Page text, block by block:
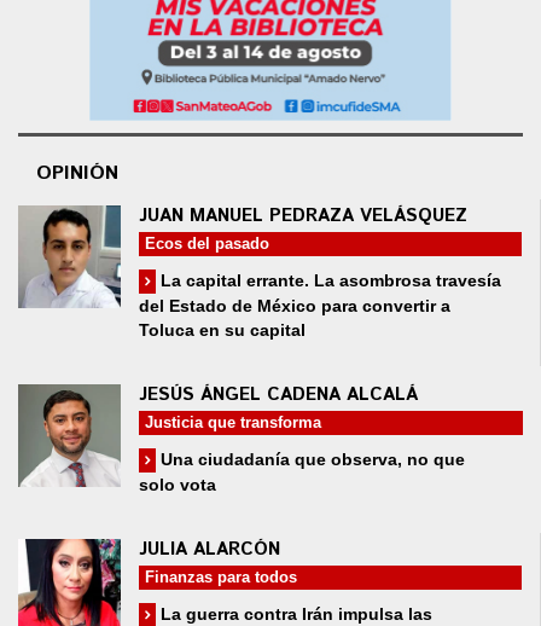
OPINIÓN
JUAN MANUEL PEDRAZA VELÁSQUEZ
Ecos del pasado
La capital errante. La asombrosa travesía
del Estado de México para convertir a
Toluca en su capital
JESÚS ÁNGEL CADENA ALCALÁ
Justicia que transforma
Una ciudadanía que observa, no que
solo vota
JULIA ALARCÓN
Finanzas para todos
La guerra contra Irán impulsa las